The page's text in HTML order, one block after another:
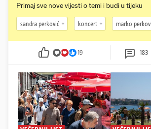
Primaj sve nove vijesti o temi i budi u tijeku
sandra perković koncert marko
19 183